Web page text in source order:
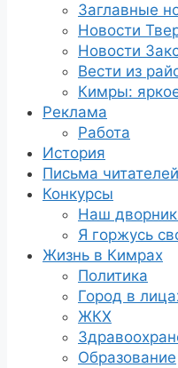
Заглавные
Новости
Новости
Вести из
Кимры:
Реклама
Работа
История
Письма читателей
Конкурсы
Наш
Я горжусь
Жизнь в Кимрах
Политика
Город в
ЖКХ
Образование